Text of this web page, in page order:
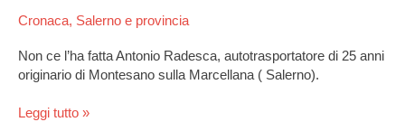
Cronaca, Salerno e provincia
Non ce l’ha fatta Antonio Radesca, autotrasportatore di 25 anni
originario di Montesano sulla Marcellana ( Salerno).
Leggi tutto »